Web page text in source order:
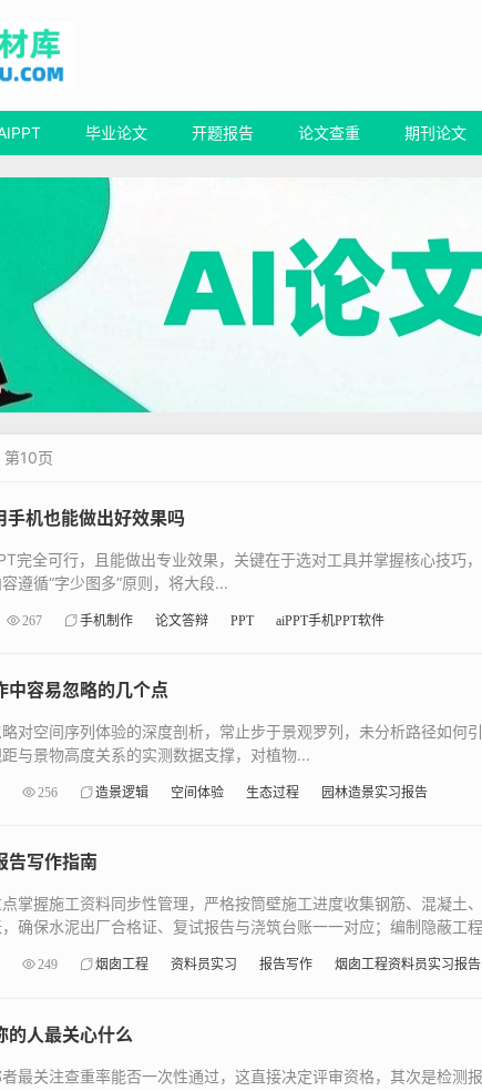
毕业论文 开题报告 论文查重 期刊论文
第10页
机也能做出好效果吗
完全可行，且能做出专业效果，关键在于选对工具并掌握核心技巧
遵循“字少图多”原则，将大段...
267 手机制作 论文答辩 PPT aiPPT手机PPT软件
中容易忽略的几个点
对空间序列体验的深度剖析，常止步于景观罗列，未分析路径如何
与景物高度关系的实测数据支撑，对植物...
256 造景逻辑 空间体验 生态过程 园林造景实习报告
告写作指南
掌握施工资料同步性管理，严格按筒壁施工进度收集钢筋、混凝土
确保水泥出厂合格证、复试报告与浇筑台账一一对应；编制隐蔽工
249 烟囱工程 资料员实习 报告写作 烟囱工程资料员实习报告
的人最关心什么
最关注查重率能否一次性通过，这直接决定评审资格，其次是检测